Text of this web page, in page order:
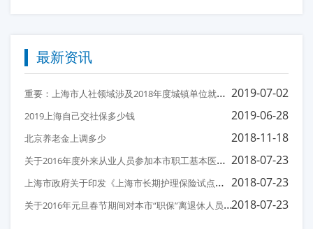
最新资讯
重
要：上海市人社领域涉及2018年度城镇单位就业人员平均工资相关事项的说明 2019-07-02
2019上海自己交社保多少钱 2019-06-28
北京养老金上调多少
2018-11-18
关
于2016年度外来从业人员参加本市职工基本医疗保险后医保待遇衔接有关问题的通知 2018-07-23
上
海市政府关于印发《上海市长期护理保险试点办法》的通知 2018-07-23
关
于2016年元旦春节期间对本市“职保”离退休人员、“镇保”按月领取养老金人员发放一次性补助费的通知2018-07-23